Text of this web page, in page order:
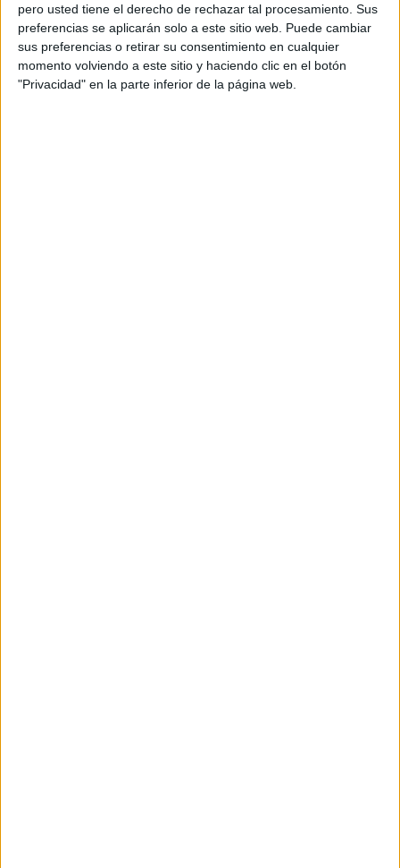
pero usted tiene el derecho de rechazar tal procesamiento. Sus
preferencias se aplicarán solo a este sitio web. Puede cambiar
sus preferencias o retirar su consentimiento en cualquier
momento volviendo a este sitio y haciendo clic en el botón
"Privacidad" en la parte inferior de la página web.
SOS Costa Brava i Aturem C-32
demanen retirar el projecte fins a
Lloret i la dimissió de Paneque